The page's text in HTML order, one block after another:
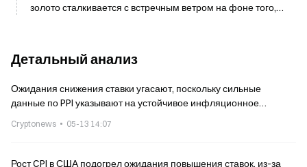
золото сталкивается с встречным ветром на фоне того,
Детальный анализ
Ожидания снижения ставки угасают, поскольку сильные
данные по PPI указывают на устойчивое инфляционное
Cryptonews 05-13 14:07
Рост CPI в США подогрел ожидания повышения ставок, из-за